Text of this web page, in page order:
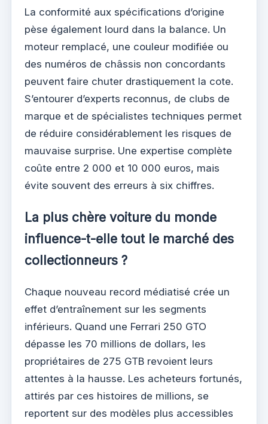
La conformité aux spécifications d’origine
pèse également lourd dans la balance. Un
moteur remplacé, une couleur modifiée ou
des numéros de châssis non concordants
peuvent faire chuter drastiquement la cote.
S’entourer d’experts reconnus, de clubs de
marque et de spécialistes techniques permet
de réduire considérablement les risques de
mauvaise surprise. Une expertise complète
coûte entre 2 000 et 10 000 euros, mais
évite souvent des erreurs à six chiffres.
La plus chère voiture du monde
influence-t-elle tout le marché des
collectionneurs ?
Chaque nouveau record médiatisé crée un
effet d’entraînement sur les segments
inférieurs. Quand une Ferrari 250 GTO
dépasse les 70 millions de dollars, les
propriétaires de 275 GTB revoient leurs
attentes à la hausse. Les acheteurs fortunés,
attirés par ces histoires de millions, se
reportent sur des modèles plus accessibles